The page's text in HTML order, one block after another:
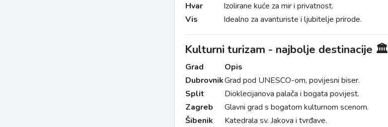
Hvar
Izolirane kuće za mir i privatnost.
Vis
Idealno za avanturiste i ljubitelje prirode.
Kulturni turizam - najbolje destinacije 🏛️
Grad
Opis
DubrovnikGrad pod UNESCO-om, povijesni biser.
Split
Dioklecijanova palača i bogata povijest.
Zagreb
Glavni grad s bogatom kulturnom scenom.
Šibenik
Katedrala sv. Jakova i tvrđave.